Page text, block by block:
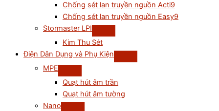
Chống sét lan truyền nguồn Acti9
Chống sét lan truyền nguồn Easy9
Stormaster LPI
Kim Thu Sét
Điện Dân Dụng và Phụ Kiện
MPE
Quạt hút âm trần
Quạt hút âm tường
Nano